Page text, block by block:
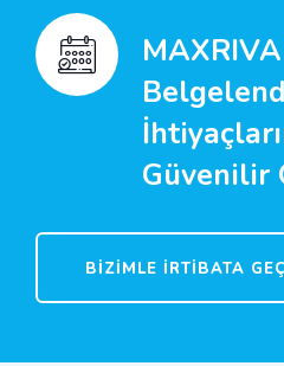
Güvenilir
BIZIMLE İRTIBATA